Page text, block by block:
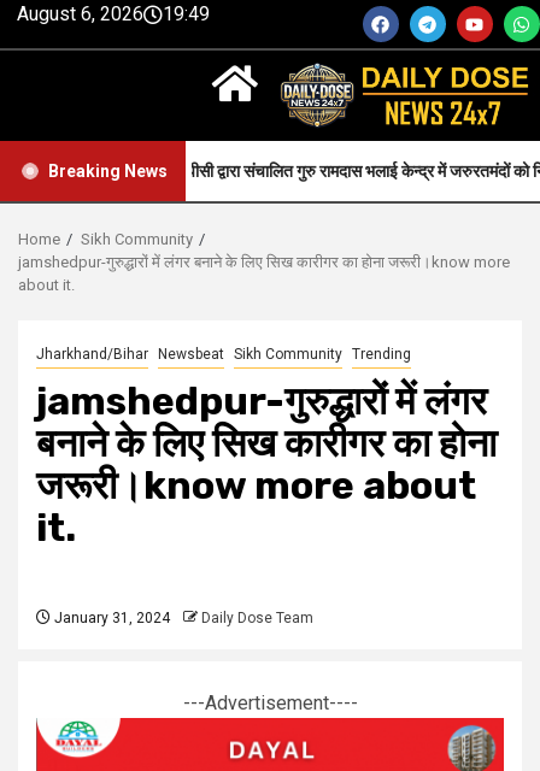
August 6, 2026 19:49
Breaking News
Health-सीजीपीसी द्वारा संचालित गुरु रामदास भलाई केन्द्र में जरुरतमंदों को नि: शुल्क
Home
Sikh Community
jamshedpur-गुरुद्धारों में लंगर बनाने के लिए सिख कारीगर का होना जरूरी।know more
about it.
Jharkhand/Bihar Newsbeat Sikh Community Trending
jamshedpur-गुरुद्धारों में लंगर
बनाने के लिए सिख कारीगर का होना
जरूरी।know more about
it.
January 31, 2024 Daily Dose Team
---Advertisement----